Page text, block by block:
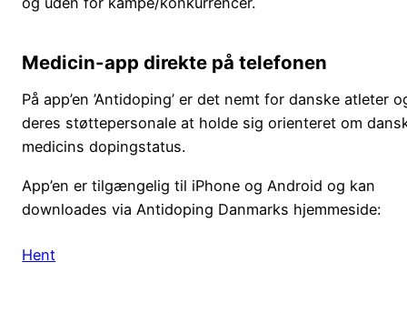
Medicin-app direkte på telefonen
På app’en ’Antidoping’ er det nemt for danske atleter
deres støttepersonale at holde sig orienteret om
medicins dopingstatus.
App’en er tilgængelig til iPhone og Android og kan
downloades via Antidoping Danmarks hjemmeside:
Hent